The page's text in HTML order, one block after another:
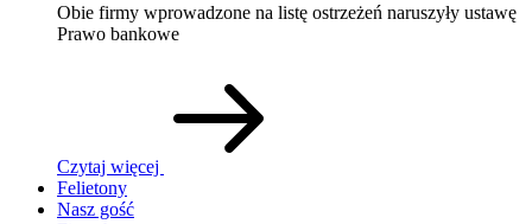
Obie firmy wprowadzone na listę ostrzeżeń naruszyły ustawę
Prawo bankowe
Czytaj więcej
Felietony
Nasz gość